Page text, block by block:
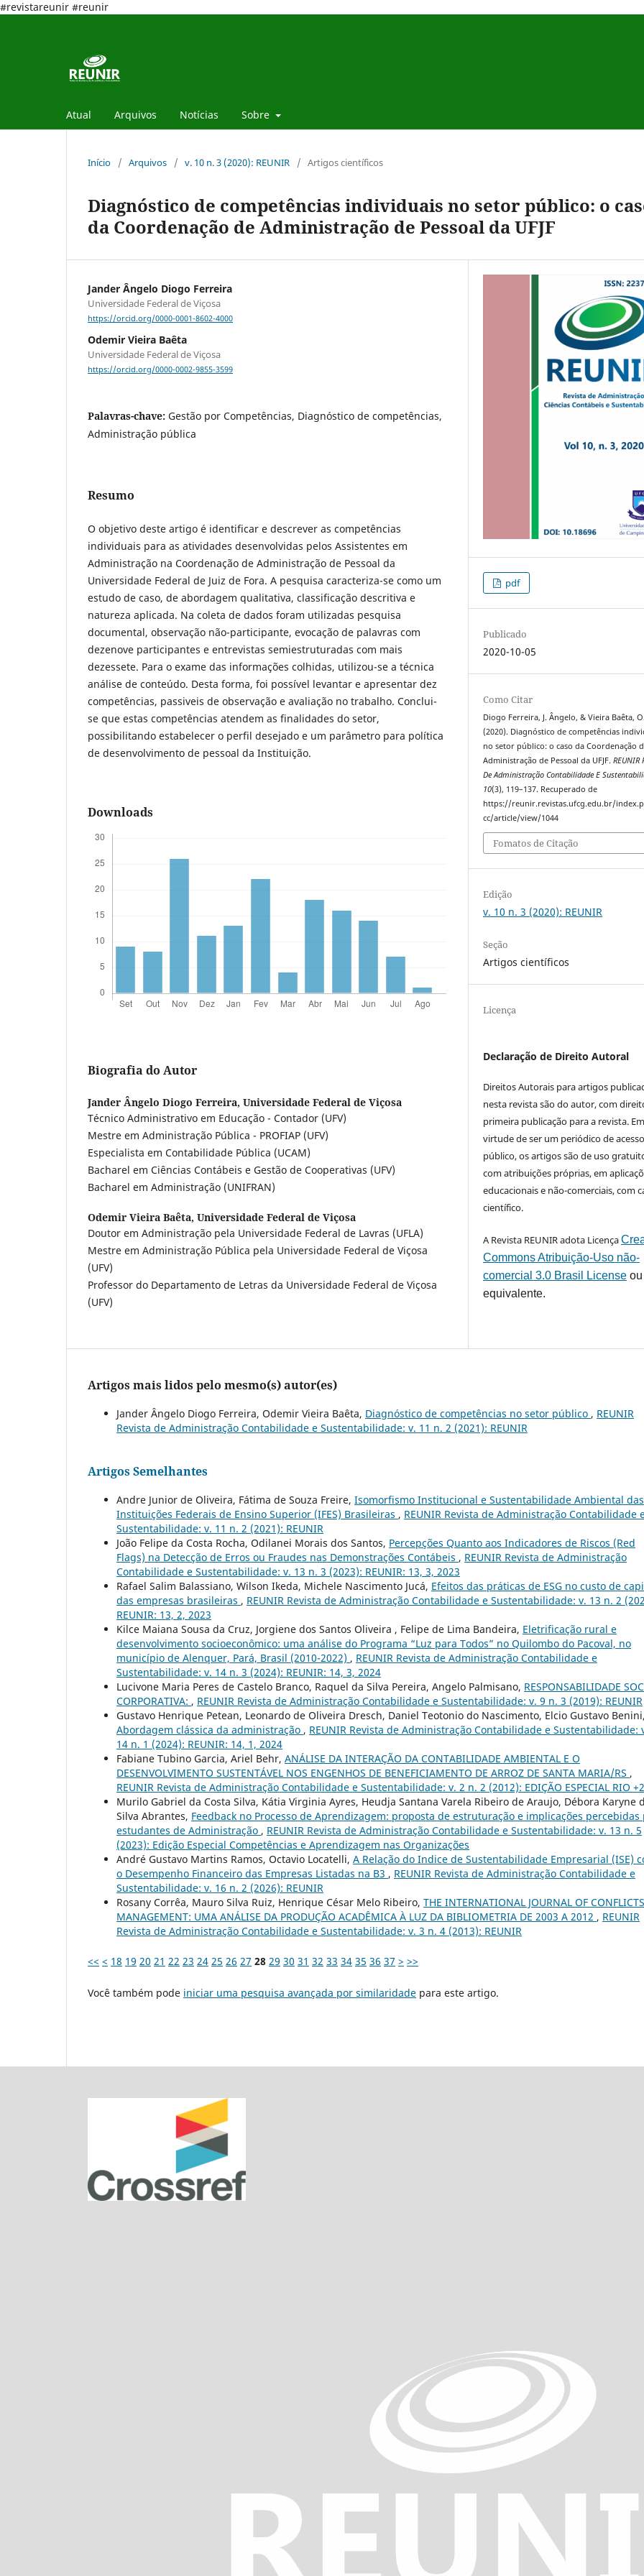
#revistareunir #reunir
Atual Arquivos Notícias Sobre
Início / Arquivos / v. 10 n. 3 (2020): REUNIR / Artigos científicos
Diagnóstico de competências individuais no setor público: o
da Coordenação de Administração de Pessoal da UFJF
Jander Ângelo Diogo Ferreira
Universidade Federal de Viçosa
https://orcid.org/0000-0001-8602-4000
Odemir Vieira Baêta
Universidade Federal de Viçosa
https://orcid.org/0000-0002-9855-3599
Palavras-chave: Gestão por Competências, Diagnóstico de competências,
Administração pública
Resumo
O objetivo deste artigo é identificar e descrever as competências
individuais para as atividades desenvolvidas pelos Assistentes em
Administração na Coordenação de Administração de Pessoal da
Universidade Federal de Juiz de Fora. A pesquisa caracteriza-se como um
estudo de caso, de abordagem qualitativa, classificação descritiva e
natureza aplicada. Na coleta de dados foram utilizadas pesquisa
documental, observação não-participante, evocação de palavras com
dezenove participantes e entrevistas semiestruturadas com mais
dezessete. Para o exame das informações colhidas, utilizou-se a técnica
análise de conteúdo. Desta forma, foi possível levantar e apresentar dez
competências, passiveis de observação e avaliação no trabalho. Conclui-
se que estas competências atendem as finalidades do setor,
possibilitando estabelecer o perfil desejado e um parâmetro para política
de desenvolvimento de pessoal da Instituição.
Downloads
Biografia do Autor
Jander Ângelo Diogo Ferreira, Universidade Federal de Viçosa
Técnico Administrativo em Educação - Contador (UFV)
Mestre em Administração Pública - PROFIAP (UFV)
Especialista em Contabilidade Pública (UCAM)
Bacharel em Ciências Contábeis e Gestão de Cooperativas (UFV)
Bacharel em Administração (UNIFRAN)
Odemir Vieira Baêta, Universidade Federal de Viçosa
Doutor em Administração pela Universidade Federal de Lavras (UFLA)
Mestre em Administração Pública pela Universidade Federal de Viçosa
(UFV)
Professor do Departamento de Letras da Universidade Federal de Viçosa
(UFV)
pdf
Publicado
2020-10-05
Como Citar
Diogo Ferreira, J. Ângelo, & Vieira Baêta, O.
(2020). Diagnóstico de competências
no setor público: o caso da Coordenação
Administração de Pessoal da UFJF.REUNIR
De Administração Contabilidade E
10(3), 119–137. Recuperado de
https://reunir.revistas.ufcg.edu.br/
cc/article/view/1044
Fomatos de Citação
Edição
v. 10 n. 3 (2020): REUNIR
Seção
Artigos científicos
Licença
Declaração de Direito Autoral
Direitos Autorais para artigos
nesta revista são do autor, com
primeira publicação para a revista. Em
virtude de ser um periódico de acesso
público, os artigos são de uso
com atribuições próprias, em
educacionais e não-comerciais, com
científico.
A Revista REUNIR adota Licença
Commons Atribuição-Uso não-
comercial 3.0 Brasil License
equivalente.
Artigos mais lidos pelo mesmo(s) autor(es)
Jander Ângelo Diogo Ferreira, Odemir Vieira Baêta, Diagnóstico de competências no setor público , REUNIR
Revista de Administração Contabilidade e Sustentabilidade: v. 11 n. 2 (2021): REUNIR
Artigos Semelhantes
Andre Junior de Oliveira, Fátima de Souza Freire, Isomorfismo Institucional e Sustentabilidade Ambiental das
Instituições Federais de Ensino Superior (IFES) Brasileiras , REUNIR Revista de Administração Contabilidade
Sustentabilidade: v. 11 n. 2 (2021): REUNIR
João Felipe da Costa Rocha, Odilanei Morais dos Santos, Percepções Quanto aos Indicadores de Riscos (Red
Flags) na Detecção de Erros ou Fraudes nas Demonstrações Contábeis , REUNIR Revista de Administração
Contabilidade e Sustentabilidade: v. 13 n. 3 (2023): REUNIR: 13, 3, 2023
Rafael Salim Balassiano, Wilson Ikeda, Michele Nascimento Jucá, Efeitos das práticas de ESG no custo de
das empresas brasileiras , REUNIR Revista de Administração Contabilidade e Sustentabilidade: v. 13 n. 2
REUNIR: 13, 2, 2023
Kilce Maiana Sousa da Cruz, Jorgiene dos Santos Oliveira , Felipe de Lima Bandeira, Eletrificação rural e
desenvolvimento socioeconômico: uma análise do Programa “Luz para Todos” no Quilombo do Pacoval, no
município de Alenquer, Pará, Brasil (2010-2022) , REUNIR Revista de Administração Contabilidade e
Sustentabilidade: v. 14 n. 3 (2024): REUNIR: 14, 3, 2024
Lucivone Maria Peres de Castelo Branco, Raquel da Silva Pereira, Angelo Palmisano, RESPONSABILIDADE
CORPORATIVA: , REUNIR Revista de Administração Contabilidade e Sustentabilidade: v. 9 n. 3 (2019): REUNIR
Gustavo Henrique Petean, Leonardo de Oliveira Dresch, Daniel Teotonio do Nascimento, Elcio Gustavo Benini,
Abordagem clássica da administração , REUNIR Revista de Administração Contabilidade e Sustentabilidade:
14 n. 1 (2024): REUNIR: 14, 1, 2024
Fabiane Tubino Garcia, Ariel Behr, ANÁLISE DA INTERAÇÃO DA CONTABILIDADE AMBIENTAL E O
DESENVOLVIMENTO SUSTENTÁVEL NOS ENGENHOS DE BENEFICIAMENTO DE ARROZ DE SANTA MARIA/RS ,
REUNIR Revista de Administração Contabilidade e Sustentabilidade: v. 2 n. 2 (2012): EDIÇÃO ESPECIAL RIO
Murilo Gabriel da Costa Silva, Kátia Virginia Ayres, Heudja Santana Varela Ribeiro de Araujo, Débora Karyne
Silva Abrantes, Feedback no Processo de Aprendizagem: proposta de estruturação e implicações percebidas
estudantes de Administração , REUNIR Revista de Administração Contabilidade e Sustentabilidade: v. 13 n. 5
(2023): Edição Especial Competências e Aprendizagem nas Organizações
André Gustavo Martins Ramos, Octavio Locatelli, A Relação do Indice de Sustentabilidade Empresarial (ISE)
o Desempenho Financeiro das Empresas Listadas na B3 , REUNIR Revista de Administração Contabilidade e
Sustentabilidade: v. 16 n. 2 (2026): REUNIR
Rosany Corrêa, Mauro Silva Ruiz, Henrique César Melo Ribeiro, THE INTERNATIONAL JOURNAL OF CONFLICTS
MANAGEMENT: UMA ANÁLISE DA PRODUÇÃO ACADÊMICA À LUZ DA BIBLIOMETRIA DE 2003 A 2012 , REUNIR
Revista de Administração Contabilidade e Sustentabilidade: v. 3 n. 4 (2013): REUNIR
<< < 18 19 20 21 22 23 24 25 26 27 28 29 30 31 32 33 34 35 36 37 > >>
Você também pode iniciar uma pesquisa avançada por similaridade para este artigo.